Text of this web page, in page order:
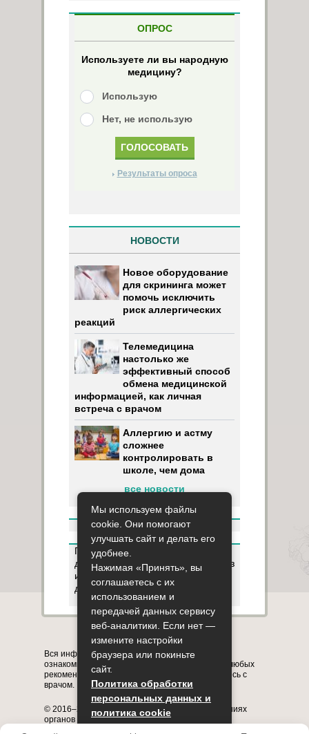
ОПРОС
Используете ли вы народную
медицину?
Использую
Нет, не использую
Результаты опроса
НОВОСТИ
Новое оборудование
для скрининга может
помочь исключить
риск аллергических
реакций
Телемедицина
настолько же
эффективный способ
обмена медицинской
информацией, как личная
встреча с врачом
Аллергию и астму
сложнее
контролировать в
школе, чем дома
все новости
Пользуясь данным ресурсом вы
даёте разрешение на сбор, анализ
и хранение своих персональных
данных согласно Правилам
Карта сайта О сайте Контакты
Вся информация на сайте представлена в
ознакомительных целях. Перед применением любых
рекомендаций обязательно проконсультируйтесь с
врачом.
© 2016–2026, медицинский портал о заболеваниях
органов системы дыхания astmania.ru
Мы используем файлы
cookie. Они помогают
улучшать сайт и делать его
удобнее.
Нажимая «Принять», вы
соглашаетесь с их
использованием и
передачей данных сервису
веб-аналитики. Если нет —
измените настройки
браузера или покиньте
сайт.
Политика обработки
персональных данных и
политика cookie